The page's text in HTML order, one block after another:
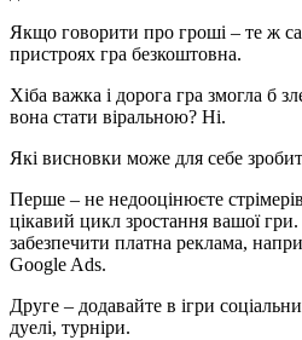
Якщо говорити про гроші – те ж
пристроях гра безкоштовна.
Хіба важка і дорога гра змогла б
вона стати віральною? Ні.
Які висновки може для себе
Перше – не недооцінюєте
цікавий цикл зростання вашої
забезпечити платна реклама,
Google Ads.
Друге – додавайте в ігри
дуелі, турніри.